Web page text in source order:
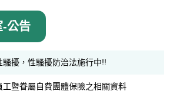
-公告
騷擾，性騷擾防治法施行中!!
工暨眷屬自費團體保險之相關資料